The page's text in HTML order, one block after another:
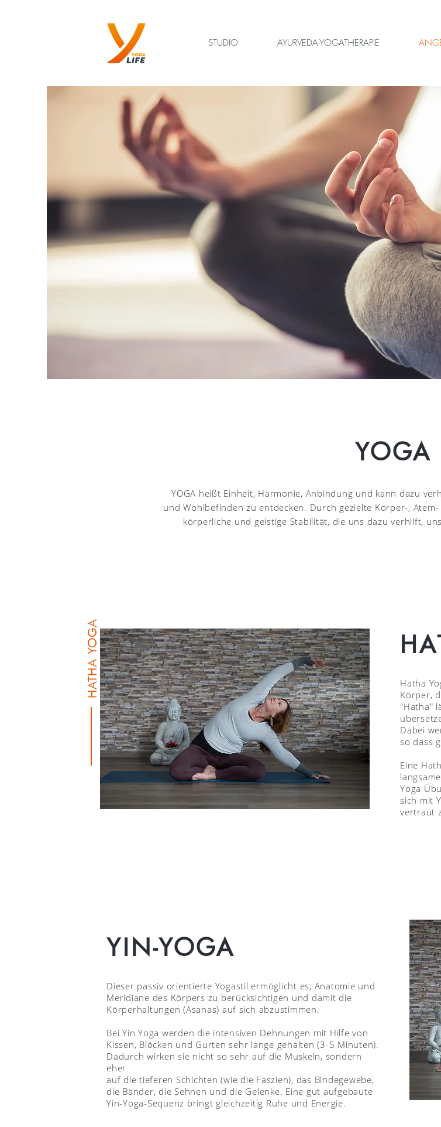
STUDIO AYURVEDA-YOGATHERAPIE
YOGA
YOGA heißt Einheit, Harmonie, Anbindung und kann dazu
und Wohlbefinden zu entdecken. Durch gezielte Körper-,
körperliche und geistige Stabilität, die uns dazu verhilft,
HATHA YOGA
Hatha
Körper,
"Hatha"
Dabei
so dass
Eine
Yoga
sich mit
vertraut
YIN-YOGA
Dieser passiv orientierte Yogastil ermöglicht es, Anatomie und
Meridiane des Körpers zu berücksichtigen und damit die
Körperhaltungen (Asanas) auf sich abzustimmen.
Bei Yin Yoga werden die intensiven Dehnungen mit Hilfe von
Kissen, Blöcken und Gurten sehr lange gehalten (3-5 Minuten).
Dadurch wirken sie nicht so sehr auf die Muskeln, sondern
eher
auf die tieferen Schichten (wie die Faszien), das Bindegewebe,
die Bänder, die Sehnen und die Gelenke. Eine gut aufgebaute
Yin-Yoga-Sequenz bringt gleichzeitig Ruhe und Energie.